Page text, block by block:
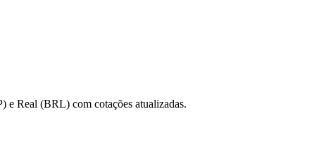
Real (BRL) com cotações atualizadas.